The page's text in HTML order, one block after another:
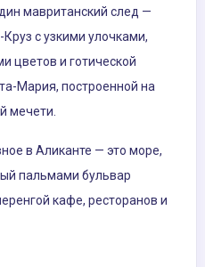
мавританский след —
с узкими улочками,
цветов и готической
Мария, построенной на
мечети.
в Аликанте — это море,
пальмами бульвар
кафе, ресторанов и